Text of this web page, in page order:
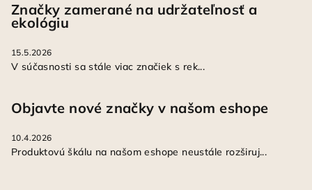
Značky zamerané na udržateľnosť a
ekológiu
15.5.2026
V súčasnosti sa stále viac značiek s rek...
Objavte nové značky v našom eshope
10.4.2026
Produktovú škálu na našom eshope neustále rozširuj...